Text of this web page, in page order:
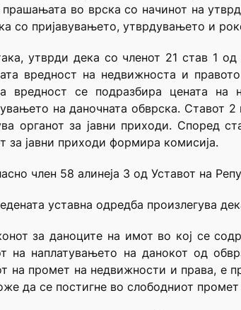
во врска со начинот на
со пријавувањето, утврдувањето и
утврди дека со членот 21 став 1
вредност на недвижноста и
вредност се подразбира цената
на даночната обврска. Ставот
органот за јавни приходи. Според
за јавни приходи формира комисија.
член 58 алинеја 3 од Уставот на
уставна одредба произлегува
за даноците на имот во кој се
на наплатувањето на данокот од
на промет на недвижности и права, е
да се постигне во слободниот